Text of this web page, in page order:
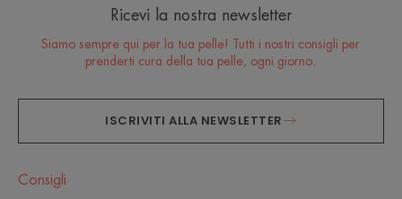
Ricevi la nostra newsletter
Siamo sempre qui per la tua pelle! Tutti i nostri consigli per
prenderti cura della tua pelle, ogni giorno.
ISCRIVITI ALLA NEWSLETTER
Consigli